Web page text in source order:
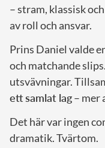
– stram, klassisk
av roll och ansvar.
Prins Daniel valde
och matchande
utsvävningar.
ett samlat lag– mer
Det här var ingen
dramatik. Tvärtom.